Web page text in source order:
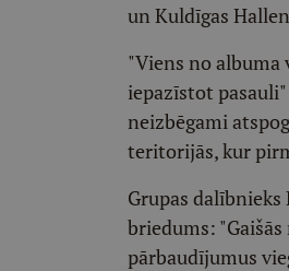
un Kuldīgas
"Viens no albuma
iepazīstot
neizbēgami
teritorijās, kur
Grupas
briedums:
pārbaudījumus